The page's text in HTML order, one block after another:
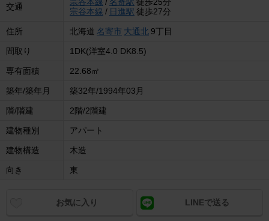
交通
宗谷本線 / 日進駅 徒歩27分
住所 北海道 名寄市 大通北 9丁目
間取り 1DK(洋室4.0 DK8.5)
専有面積 22.68㎡
築年/築年月 築32年/1994年03月
階/階建 2階/2階建
建物種別 アパート
建物構造 木造
向き 東
お気に入り LINEで送る